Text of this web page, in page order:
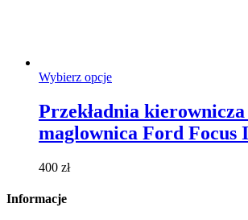
Wybierz opcjeTen
ma
wiele
wariantów.
Przekładnia kierownicza
maglownica Ford Focus
400 zł
Informacje